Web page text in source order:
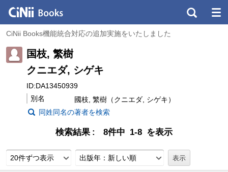
CiNii Books機能統合対応の追加実施をいたしました
国枝, 繁樹
クニエダ, シゲキ
ID:DA13450939
別名
國枝, 繁樹（クニエダ, シゲキ）
同姓同名の著者を検索
検索結果 8件中 1-8 を表示
20件ずつ表示 出版年：新しい順